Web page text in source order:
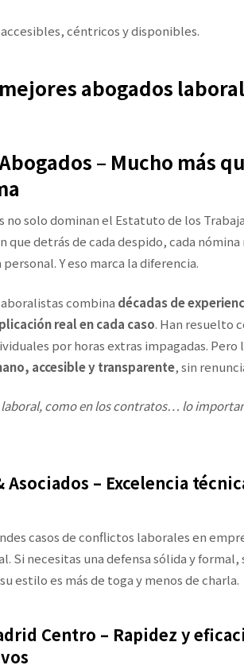
accesibles, céntricos y disponibles.
abogados
– Mucho más
no solo dominan el Estatuto de los
que detrás de cada despido, cada
Y eso marca la diferencia.
combina décadas de
real en cada caso. Han resuelto
por horas extras impagadas.
accesible y transparente, sin
como en los contratos… lo
Asociados – Excelencia
casos de conflictos laborales en
Si necesitas una defensa sólida y formal,
estilo es más de toga y menos de charla.
Centro – Rapidez y